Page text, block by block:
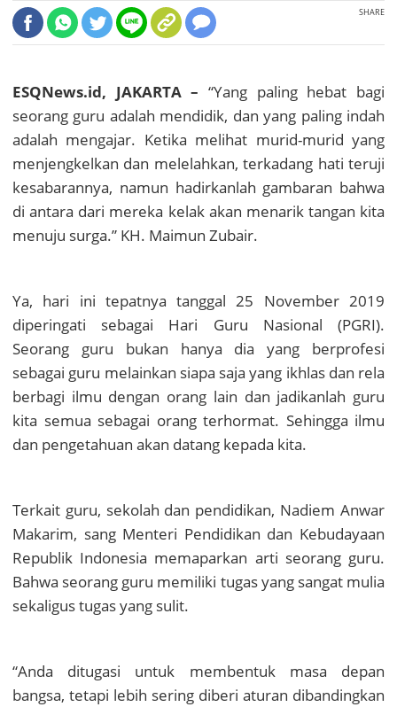
SHARE
ESQNews.id, JAKARTA – “Yang paling hebat bagi
seorang guru adalah mendidik, dan yang paling indah
adalah mengajar. Ketika melihat murid-murid yang
menjengkelkan dan melelahkan, terkadang hati teruji
kesabarannya, namun hadirkanlah gambaran bahwa
di antara dari mereka kelak akan menarik tangan kita
menuju surga.” KH. Maimun Zubair.
Ya, hari ini tepatnya tanggal 25 November 2019
diperingati sebagai Hari Guru Nasional (PGRI).
Seorang guru bukan hanya dia yang berprofesi
sebagai guru melainkan siapa saja yang ikhlas dan rela
berbagi ilmu dengan orang lain dan jadikanlah guru
kita semua sebagai orang terhormat. Sehingga ilmu
dan pengetahuan akan datang kepada kita.
Terkait guru, sekolah dan pendidikan, Nadiem Anwar
Makarim, sang Menteri Pendidikan dan Kebudayaan
Republik Indonesia memaparkan arti seorang guru.
Bahwa seorang guru memiliki tugas yang sangat mulia
sekaligus tugas yang sulit.
“Anda ditugasi untuk membentuk masa depan
bangsa, tetapi lebih sering diberi aturan dibandingkan